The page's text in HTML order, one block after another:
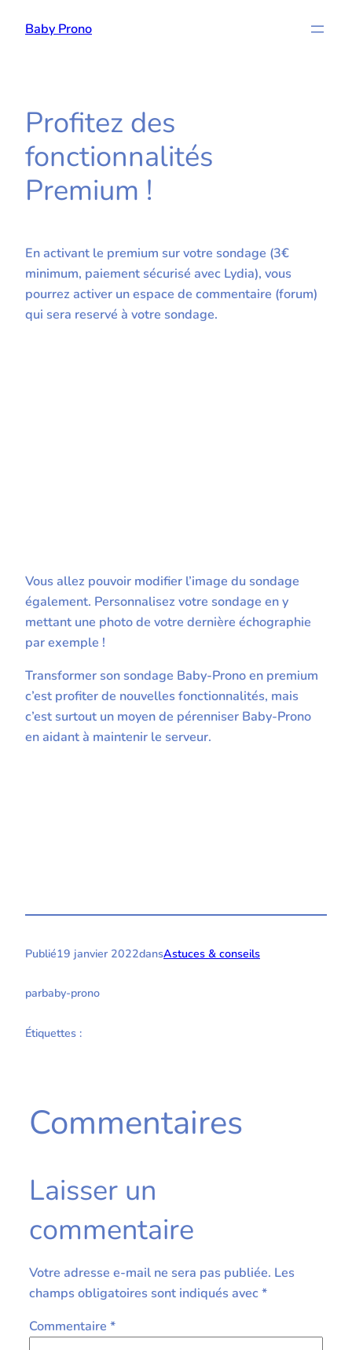
Baby Prono
Profitez des
fonctionnalités
Premium !
En activant le premium sur votre sondage (3€
minimum, paiement sécurisé avec Lydia), vous
pourrez activer un espace de commentaire (forum)
qui sera reservé à votre sondage.
Vous allez pouvoir modifier l’image du sondage
également. Personnalisez votre sondage en y
mettant une photo de votre dernière échographie
par exemple !
Transformer son sondage Baby-Prono en premium
c’est profiter de nouvelles fonctionnalités, mais
c’est surtout un moyen de pérenniser Baby-Prono
en aidant à maintenir le serveur.
Publié19 janvier 2022dansAstuces & conseils
parbaby-prono
Étiquettes :
Commentaires
Laisser un
commentaire
Votre adresse e-mail ne sera pas publiée. Les
champs obligatoires sont indiqués avec*
Commentaire *